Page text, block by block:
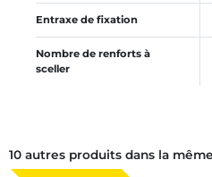
Entraxe de fixation
Nombre de renforts à
sceller
10 autres produits dans la